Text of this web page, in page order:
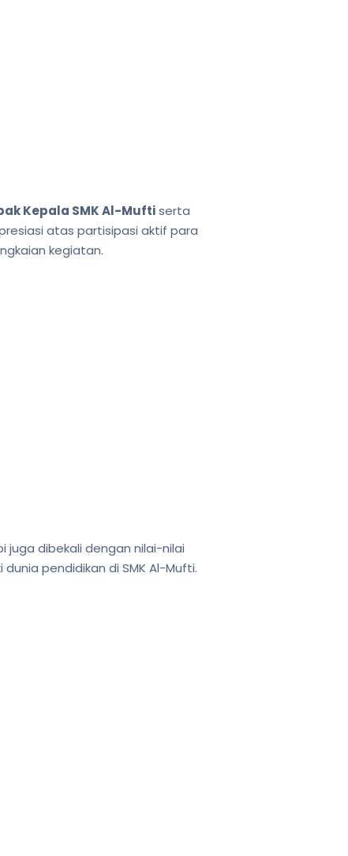
Kepala SMK Al-Muftiserta
atas partisipasi aktif para
kegiatan.
juga dibekali dengan nilai-nilai
pendidikan di SMK Al-Mufti.